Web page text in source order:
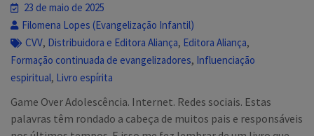
23 de maio de 2025
Filomena Lopes (Evangelização Infantil)
CVV, Distribuidora e Editora Aliança, Editora Aliança,
Formação continuada de evangelizadores, Influenciação
espiritual, Livro espírita
Game Over Adolescência. Internet. Redes sociais. Estas
palavras têm rondado a cabeça de muitos pais e responsáveis